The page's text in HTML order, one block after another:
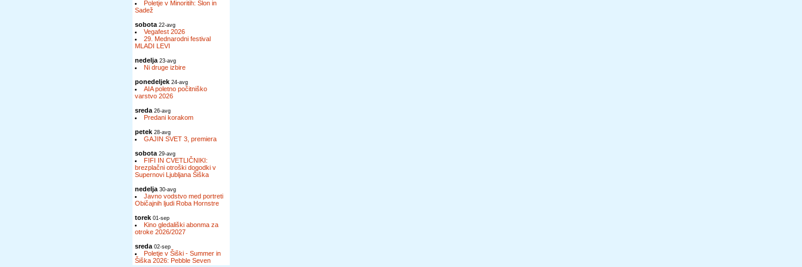
Poletje v Minoritih: Slon in
Sadež
sobota 22-avg
Vegafest 2026
29. Mednarodni festival
MLADI LEVI
nedelja 23-avg
Ni druge izbire
ponedeljek 24-avg
AIA poletno počitniško
varstvo 2026
sreda 26-avg
Predani korakom
petek 28-avg
GAJIN SVET 3, premiera
sobota 29-avg
FIFI IN CVETLIČNIKI:
brezplačni otroški dogodki v
Supernovi Ljubljana Šiška
nedelja 30-avg
Javno vodstvo med portreti
Običajnih ljudi Roba Hornstre
torek 01-sep
Kino gledališki abonma za
otroke 2026/2027
sreda 02-sep
Poletje v Šiški - Summer in
Šiška 2026: Pebble Seven